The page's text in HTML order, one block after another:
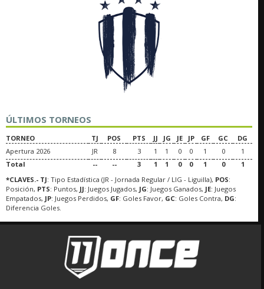
ÚLTIMOS TORNEOS
TORNEO TJ POS PTS JJ JG JE JP GF GC
DG
Apertura 2026
JR 8 3 1 1 0 0 1 0
1
Total
-- -- 3 1 1 0 0 1 0
1
*CLAVES.- TJ: Tipo Estadística (JR - Jornada Regular / LIG - Liguilla), POS:
Posición, PTS: Puntos, JJ: Juegos Jugados, JG: Juegos Ganados, JE: Juegos
Empatados, JP: Juegos Perdidos, GF: Goles Favor, GC: Goles Contra, DG:
Diferencia Goles.